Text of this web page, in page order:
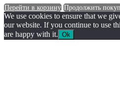
Перейти в корзину Продолжить
We use cookies to ensure that we
our website. If you continue to use
are happy with it. Ok